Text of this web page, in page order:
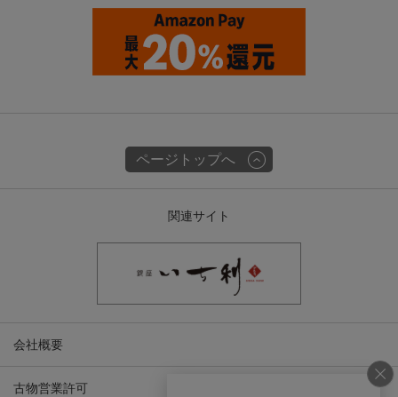
ページトップへ
関連サイト
会社概要
古物営業許可